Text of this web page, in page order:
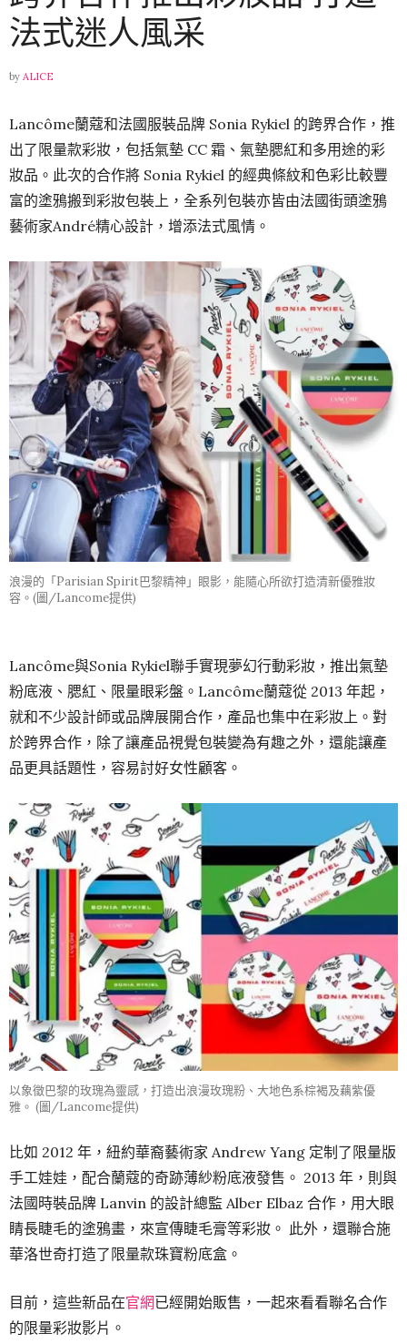
法式迷人風采
by ALICE
Lancôme蘭蔻和法國服裝品牌 Sonia Rykiel 的跨界合作，推
出了限量款彩妝，包括氣墊 CC 霜、氣墊腮紅和多用途的彩
妝品。此次的合作將 Sonia Rykiel 的經典條紋和色彩比較豐
富的塗鴉搬到彩妝包裝上，全系列包裝亦皆由法國街頭塗鴉
藝術家André精心設計，增添法式風情。
浪漫的「Parisian Spirit巴黎精神」眼影，能隨心所欲打造清新優雅妝
容。(圖/Lancome提供)
Lancôme與Sonia Rykiel聯手實現夢幻行動彩妝，推出氣墊
粉底液、腮紅、限量眼彩盤。Lancôme蘭蔻從 2013 年起，
就和不少設計師或品牌展開合作，產品也集中在彩妝上。對
於跨界合作，除了讓產品視覺包裝變為有趣之外，還能讓產
品更具話題性，容易討好女性顧客。
以象徵巴黎的玫瑰為靈感，打造出浪漫玫瑰粉、大地色系棕褐及藕紫優
雅。 (圖/Lancome提供)
比如 2012 年，紐約華裔藝術家 Andrew Yang 定制了限量版
手工娃娃，配合蘭蔻的奇跡薄紗粉底液發售。 2013 年，則與
法國時裝品牌 Lanvin 的設計總監 Alber Elbaz 合作，用大眼
睛長睫毛的塗鴉畫，來宣傳睫毛膏等彩妝。 此外，還聯合施
華洛世奇打造了限量款珠寶粉底盒。
目前，這些新品在官網已經開始販售，一起來看看聯名合作
的限量彩妝影片。